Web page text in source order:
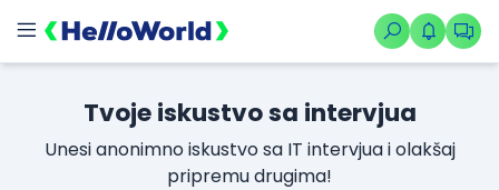
Tvoje iskustvo sa intervjua
Unesi anonimno iskustvo sa IT intervjua i olakšaj
pripremu drugima!